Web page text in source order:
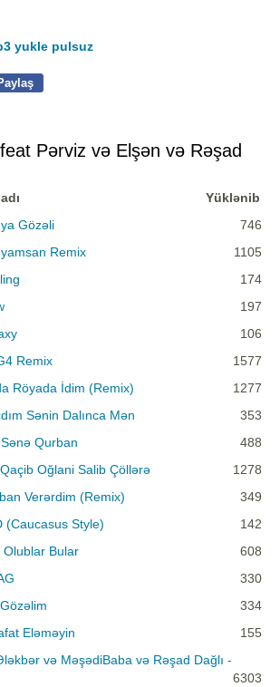
yukle pulsuz
Pərviz və Elşən və Rəşad
Yüklənib
Gözəli
746
Remix
1105
174
197
106
Remix
1577
Röyada İdim (Remix)
1277
Sənin Dalınca Mən
353
Qurban
488
Oğlani Salib Çöllərə
1278
Verərdim (Remix)
349
(Caucasus Style)
142
Bular
608
330
334
Eləməyin
155
və MəşədiBaba və Rəşad Dağlı -
6303